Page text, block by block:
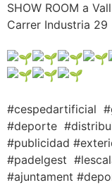
SHOW ROOM a
Carrer Industria 29
#cespedartificial
#deporte
#publicidad
#padelgest
#ajuntament